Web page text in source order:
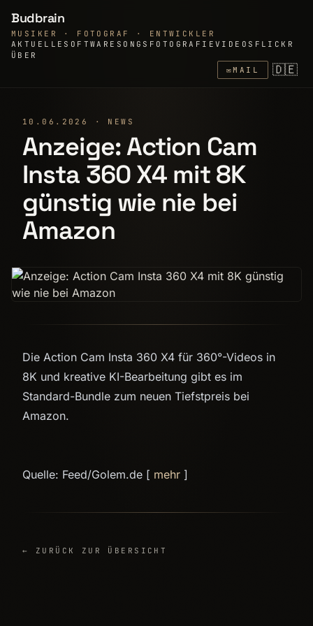
Budbrain
MUSIKER · FOTOGRAF · ENTWICKLER
AKTUELLE SOFTWARE SONGS FOTOGRAFIEVIDEOS FLICKR
ÜBER
✉MAIL 🇩🇪
10.06.2026 · NEWS
Anzeige: Action Cam
Insta 360 X4 mit 8K
günstig wie nie bei
Amazon
Die Action Cam Insta 360 X4 für 360°-Videos in
8K und kreative KI-Bearbeitung gibt es im
Standard-Bundle zum neuen Tiefstpreis bei
Amazon.
Quelle: Feed/Golem.de [ mehr ]
← ZURÜCK ZUR ÜBERSICHT